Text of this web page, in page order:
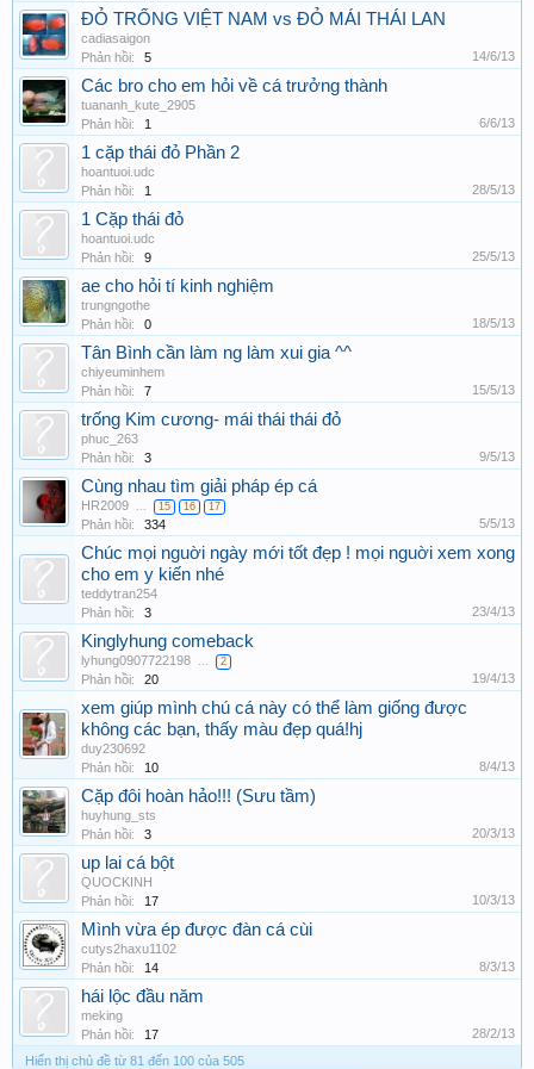
ĐỎ TRỐNG VIỆT NAM vs ĐỎ MÁI THÁI LAN
cadiasaigon
Phản hồi:
5 14/6/13
Các bro cho em hỏi về cá trưởng thành
tuananh_kute_2905
Phản hồi:
1 6/6/13
1 cặp thái đỏ Phần 2
hoantuoi.udc
Phản hồi:
1 28/5/13
1 Cặp thái đỏ
hoantuoi.udc
Phản hồi:
9 25/5/13
ae cho hỏi tí kinh nghiệm
trungngothe
Phản hồi:
0 18/5/13
Tân Bình cần làm ng làm xui gia ^^
chiyeuminhem
Phản hồi:
7 15/5/13
trống Kim cương- mái thái thái đỏ
phuc_263
Phản hồi:
3 9/5/13
Cùng nhau tìm giải pháp ép cá
HR2009 15 16 17
Phản hồi: 334 5/5/13
Chúc mọi nguời ngày mới tốt đẹp ! mọi nguời xem xong
cho em y kiến nhé
teddytran254
Phản hồi:
3 23/4/13
Kinglyhung comeback
lyhung0907722198 2
Phản hồi: 20 19/4/13
xem giúp mình chú cá này có thể làm giống được
không các bạn, thấy màu đẹp quá!hj
duy230692
Phản hồi:
10 8/4/13
Cặp đôi hoàn hảo!!! (Sưu tầm)
huyhung_sts
Phản hồi:
3 20/3/13
up lai cá bột
QUOCKINH
Phản hồi:
17 10/3/13
Mình vừa ép được đàn cá cùi
cutys2haxu1102
Phản hồi:
14 8/3/13
hái lộc đầu năm
meking
Phản hồi:
17
28/2/13
Hiển thị chủ đề từ 81 đến 100 của 505